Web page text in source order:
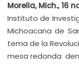
Morelia, Mich., 16
Instituto de
Michoacana de
tema de la
mesa redonda